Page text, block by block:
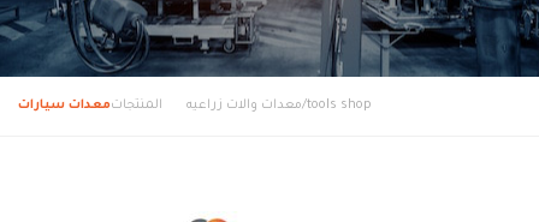
tools shop/معدات والات زراعيه المنتجاتمعدات سيارات